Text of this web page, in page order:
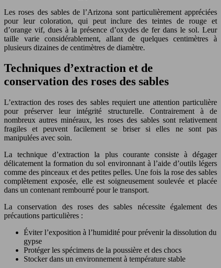
Les roses des sables de l’Arizona sont particulièrement appréciées
pour leur coloration, qui peut inclure des teintes de rouge et
d’orange vif, dues à la présence d’oxydes de fer dans le sol. Leur
taille varie considérablement, allant de quelques centimètres à
plusieurs dizaines de centimètres de diamètre.
Techniques d’extraction et de
conservation des roses des sables
L’extraction des roses des sables requiert une attention particulière
pour préserver leur intégrité structurelle. Contrairement à de
nombreux autres minéraux, les roses des sables sont relativement
fragiles et peuvent facilement se briser si elles ne sont pas
manipulées avec soin.
La technique d’extraction la plus courante consiste à dégager
délicatement la formation du sol environnant à l’aide d’outils légers
comme des pinceaux et des petites pelles. Une fois la rose des sables
complètement exposée, elle est soigneusement soulevée et placée
dans un contenant rembourré pour le transport.
La conservation des roses des sables nécessite également des
précautions particulières :
Éviter l’exposition à l’humidité pour prévenir la dissolution du
gypse
Protéger les spécimens de la poussière et des chocs
Stocker dans un environnement à température stable